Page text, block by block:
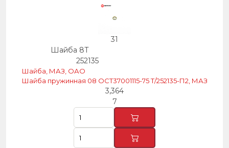
31
Шайба 8Т
252135
Шайба, МАЗ, ОАО
Шайба пружинная 08 ОСТ37001115-75 Т/252135-П2, МАЗ
3,364
7